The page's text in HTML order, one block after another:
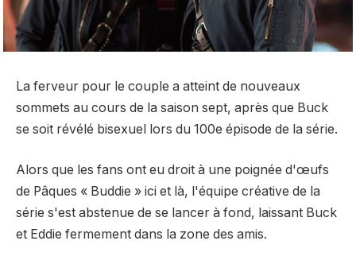
La ferveur pour le couple a atteint de nouveaux
sommets au cours de la saison sept, après que Buck
se soit révélé bisexuel lors du 100e épisode de la série.
Alors que les fans ont eu droit à une poignée d'œufs
de Pâques « Buddie » ici et là, l'équipe créative de la
série s'est abstenue de se lancer à fond, laissant Buck
et Eddie fermement dans la zone des amis.